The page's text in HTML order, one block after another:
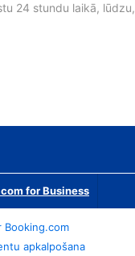
24 stundu laikā, lūdzu,
for Business
Booking.com
apkalpošana